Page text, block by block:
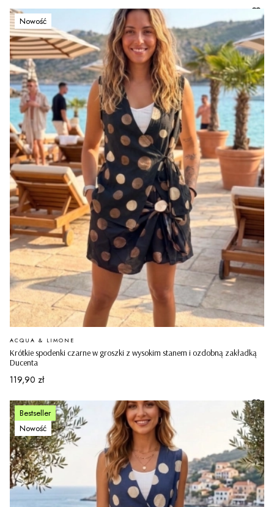
Nowość
Krótkie spodenki czarne w groszki z wysokim stanem i ozdobną zakładką
Ducenta
PRODUCENT
ACQUA & LIMONE
Cena
119,90 zł
Bestseller
Nowość